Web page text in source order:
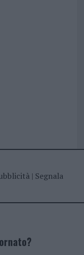
| Segnala